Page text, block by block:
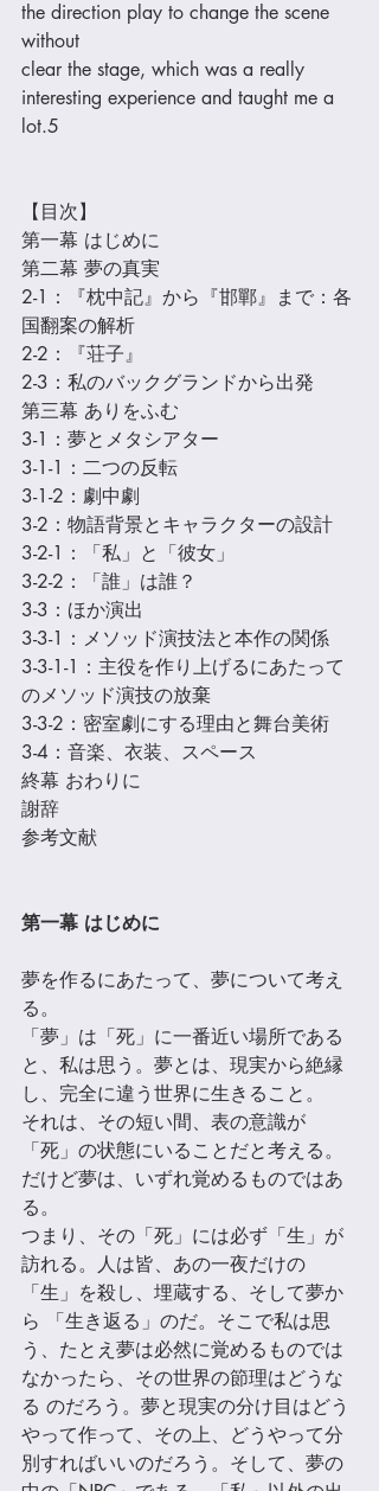
the direction play to change the scene
without
clear the stage, which was a really
interesting experience and taught me a
lot.5
【目次】
第一幕 はじめに
第二幕 夢の真実
2-1：『枕中記』から『邯鄲』まで：各
国翻案の解析
2-2：『荘子』
2-3：私のバックグランドから出発
第三幕 ありをふむ
3-1：夢とメタシアター
3-1-1：二つの反転
3-1-2：劇中劇
3-2：物語背景とキャラクターの設計
3-2-1：「私」と「彼女」
3-2-2：「誰」は誰？
3-3：ほか演出
3-3-1：メソッド演技法と本作の関係
3-3-1-1：主役を作り上げるにあたって
のメソッド演技の放棄
3-3-2：密室劇にする理由と舞台美術
3-4：⾳楽、⾐装、スペース
終幕 おわりに
謝辞
参考⽂献
第一幕 はじめに
夢を作るにあたって、夢について考え
る。
「夢」は「死」に一番近い場所である
と、私は思う。夢とは、現実から絶縁
し、完全に違う世界に⽣きること。
それは、その短い間、表の意識が
「死」の状態にいることだと考える。
だけど夢は、いずれ覚めるものではあ
る。
つまり、その「死」には必ず「⽣」が
訪れる。⼈は皆、あの一夜だけの
「⽣」を殺し、埋蔵する、そして夢か
ら 「⽣き返る」のだ。そこで私は思
う、たとえ夢は必然に覚めるものでは
なかったら、その世界の節理はどうな
る のだろう。夢と現実の分け目はどう
やって作って、その上、どうやって分
別すればいいのだろう。そして、夢の